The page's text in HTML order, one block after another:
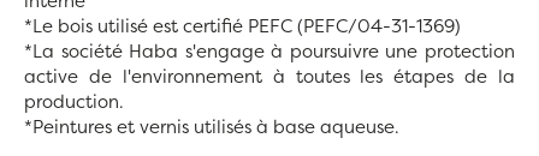
*Le bois utilisé est certifié PEFC (PEFC/04-31-1369)
*La société Haba s'engage à poursuivre une protection
active de l'environnement à toutes les étapes de la
production.
*Peintures et vernis utilisés à base aqueuse.